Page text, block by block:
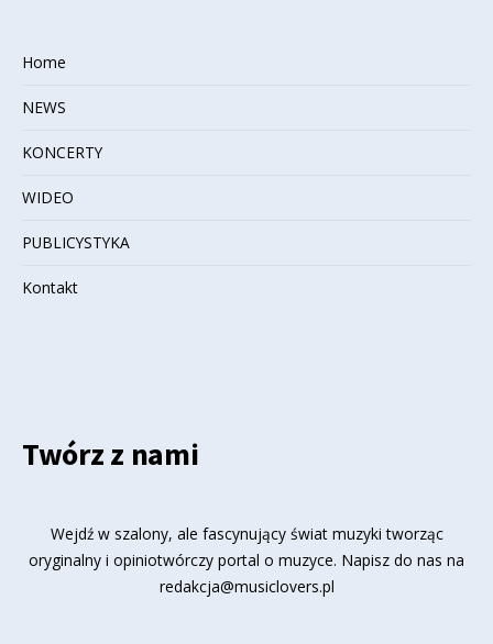
Home
NEWS
KONCERTY
WIDEO
PUBLICYSTYKA
Kontakt
Twórz z nami
Wejdź w szalony, ale fascynujący świat muzyki tworząc
oryginalny i opiniotwórczy portal o muzyce. Napisz do nas na
redakcja@musiclovers.pl